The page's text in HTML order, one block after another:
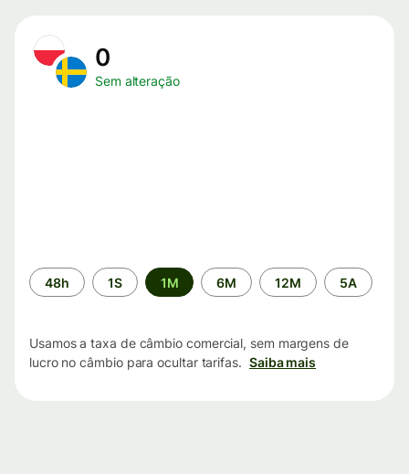
0
Sem alteração
Período
de
48h 1S 1M 6M 12M 5A
Usamos a taxa de câmbio comercial, sem margens de
lucro no câmbio para ocultar tarifas. Saiba mais